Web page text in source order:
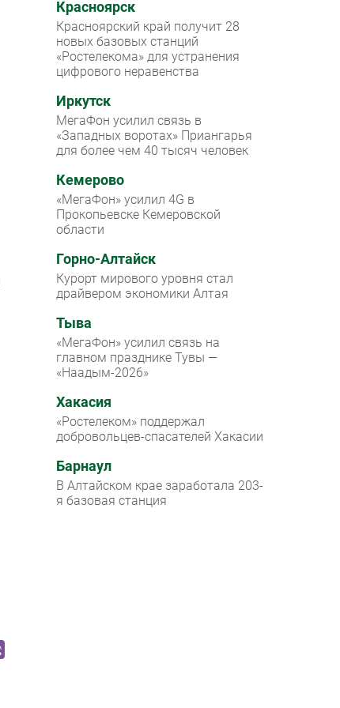
Красноярск
Красноярский край получит 28
новых базовых станций
«Ростелекома» для устранения
цифрового неравенства
Иркутск
МегаФон усилил связь в
«Западных воротах» Приангарья
для более чем 40 тысяч человек
Кемерово
«МегаФон» усилил 4G в
Прокопьевске Кемеровской
области
Горно-Алтайск
Курорт мирового уровня стал
драйвером экономики Алтая
Тыва
«МегаФон» усилил связь на
главном празднике Тувы —
«Наадым-2026»
Хакасия
«Ростелеком» поддержал
добровольцев-спасателей Хакасии
Барнаул
В Алтайском крае заработала 203-
я базовая станция